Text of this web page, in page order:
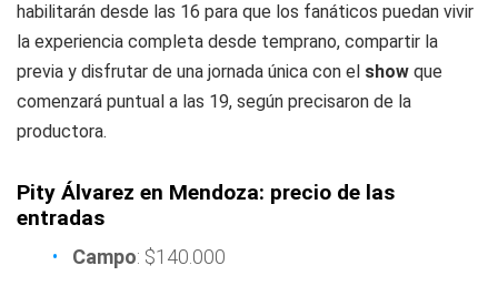
habilitarán desde las 16 para que los fanáticos puedan vivir
la experiencia completa desde temprano, compartir la
previa y disfrutar de una jornada única con el show que
comenzará puntual a las 19, según precisaron de la
productora.
Pity Álvarez en Mendoza: precio de las
entradas
Campo: $140.000